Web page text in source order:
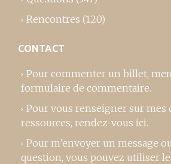
Rencontres (120)
CONTACT
Pour commenter un billet,
formulaire de commentaire.
Pour vous renseigner sur mes
ressources, rendez-vous ici.
Pour m’envoyer un message
question, vous pouvez utiliser